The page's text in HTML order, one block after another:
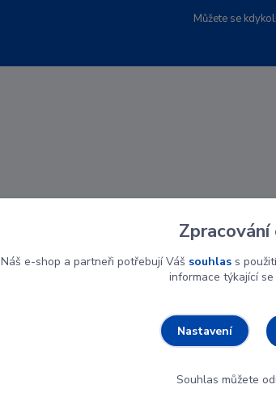
Můžete se
Zpracování
Náš e-shop a partneři potřebují Váš souhlass
informace týkající se
Nastavení
Souhlas můžete